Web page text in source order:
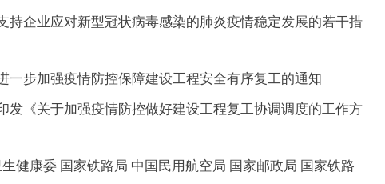
持企业应对新型冠状病毒感染的肺炎疫情稳定发展的若干措
一步加强疫情防控保障建设工程安全有序复工的通知
发《关于加强疫情防控做好建设工程复工协调调度的工作方
健康委 国家铁路局 中国民用航空局 国家邮政局 国家铁路